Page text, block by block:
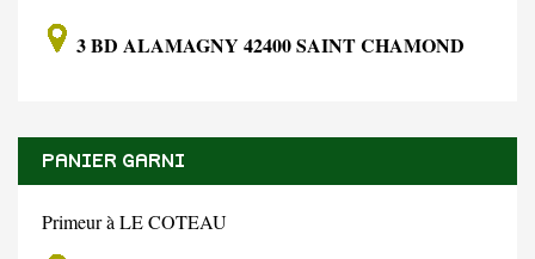
3 BD ALAMAGNY 42400 SAINT CHAMOND
PANIER GARNI
Primeur à LE COTEAU